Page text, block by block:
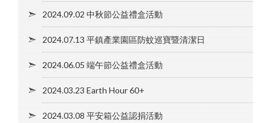
2024.09.02 中秋節公益禮盒活動
2024.07.13 平鎮產業園區防蚊巡寶暨清潔日
2024.06.05 端午節公益禮盒活動
2024.03.23 Earth Hour 60+
2024.03.08 平安箱公益認捐活動